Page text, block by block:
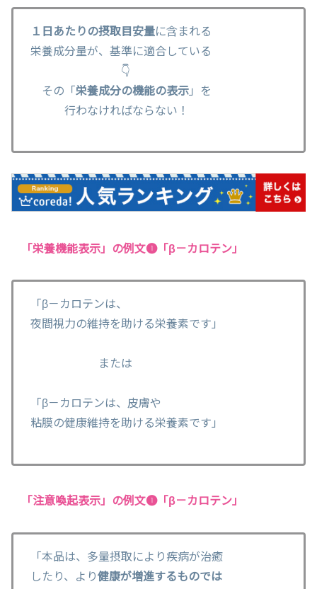
１日あたりの摂取目安量に含まれる
栄養成分量が、基準に適合している
👇
その「栄養成分の機能の表示」を
行わなければならない！
「栄養機能表示」の例文❶「β－カロテン」
「β－カロテンは、
夜間視力の維持を助ける栄養素です」
または
「β－カロテンは、皮膚や
粘膜の健康維持を助ける栄養素です」
「注意喚起表示」の例文❶「β－カロテン」
「本品は、多量摂取により疾病が治癒
したり、より健康が増進するものでは